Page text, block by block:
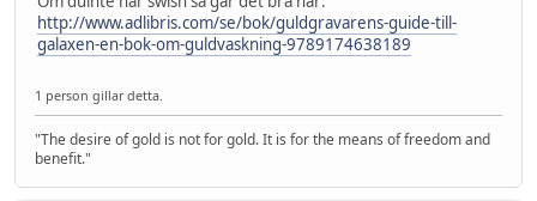
http://www.adlibris.com/se/bok/guldgravarens-guide-till-
galaxen-en-bok-om-guldvaskning-9789174638189
1 person gillar detta.
"The desire of gold is not for gold. It is for the means of freedom and
benefit."